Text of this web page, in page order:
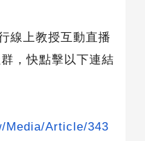
線上教授互動直播
，快點擊以下連結
Media/Article/343